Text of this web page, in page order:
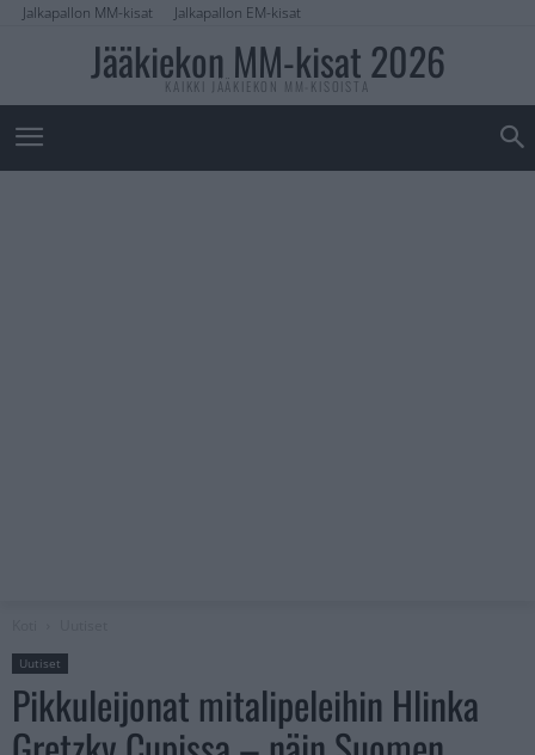
Jalkapallon MM-kisat Jalkapallon EM-kisat
Jääkiekon MM-kisat 2026
KAIKKI JÄÄKIEKON MM-KISOISTA
Uutiset
Pikkuleijonat mitalipeleihin Hlinka